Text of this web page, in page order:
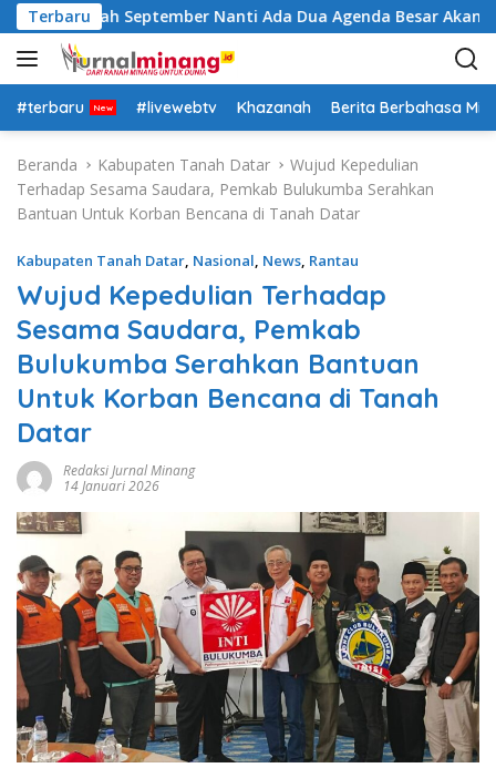
a
g
u
Terbaru
Allah September Nanti Ada Dua Agenda Besar Akan Kita
#terbaru #livewebtv Khazanah Berita Berbahasa
Beranda Kabupaten Tanah Datar
Wujud Kepedulian
Terhadap Sesama Saudara, Pemkab Bulukumba Serahkan
Bantuan Untuk Korban Bencana di Tanah Datar
Kabupaten Tanah Datar, Nasional, News, Rantau
Wujud Kepedulian Terhadap
Sesama Saudara, Pemkab
Bulukumba Serahkan Bantuan
Untuk Korban Bencana di Tanah
Datar
Redaksi Jurnal Minang
14 Januari 2026